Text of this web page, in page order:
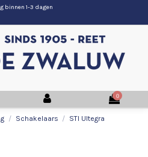
binnen 1-3 dagen
0
Schakelaars
STI Ultegra